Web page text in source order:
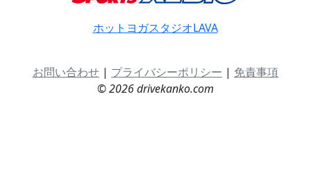
ホットヨガスタジオLAVA
お問い合わせ | プライバシーポリシー | 免責事項
© 2026 drivekanko.com